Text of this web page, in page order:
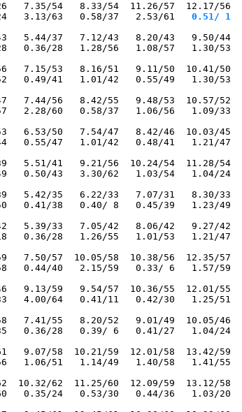
54   8.33/54  11.26/57  12.17/56
3.13/63   0.58/37   2.53/61
   0.51/ 1
37   7.12/43   8.20/43   9.50/44
0.36/28   1.28/56   1.08/57   1.30/
7.15/53   8.16/51   9.11/50  10.41/50
0.49/41   1.01/42   0.55/49   1.30/
56   8.42/55   9.48/53  10.57/52
2.28/60   0.58/37   1.06/56   1.09/
50   7.54/47   8.42/46  10.03/45
0.55/47   1.01/42   0.48/41   1.21/
41   9.21/56  10.24/54  11.28/54
0.50/43   3.30/62   1.03/54   1.04/
35   6.22/33   7.07/31   8.30/33
0.41/38   0.40/ 8   0.45/39   1.23/
33   7.05/42   8.06/42   9.27/42
0.36/28   1.26/55   1.01/53   1.21/
57  10.05/58  10.38/56  12.35/57
0.44/40   2.15/59   0.33/ 6   1.57/
59   9.54/57  10.36/55  12.01/55
4.00/64   0.41/11   0.42/30   1.25/
55   8.20/52   9.01/49  10.05/46
0.36/28   0.39/ 6   0.41/27   1.04/
58  10.21/59  12.01/58  13.42/59
1.06/51   1.14/49   1.40/58   1.41/
62  11.25/60  12.09/59  13.12/58
0.35/24   0.53/30   0.44/36   1.03/